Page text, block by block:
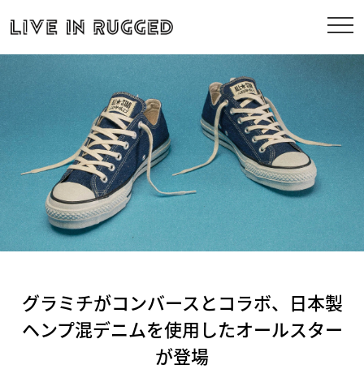
グラミチがコンバースとコラボ、日本製
ヘンプ混デニムを使用したオールスター
が登場